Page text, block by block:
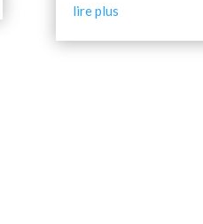
lire plus